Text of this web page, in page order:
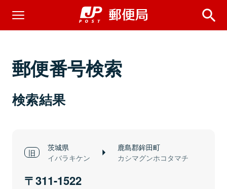
郵便番号検索
検索結果
茨城県
イバラキケン
鹿島郡鉾田町
カシマグンホコタマチ
311-1522